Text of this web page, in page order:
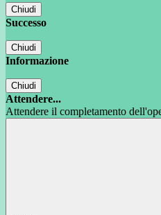
Chiudi
Successo
Chiudi
Informazione
Chiudi
Attendere...
Attendere il completamento